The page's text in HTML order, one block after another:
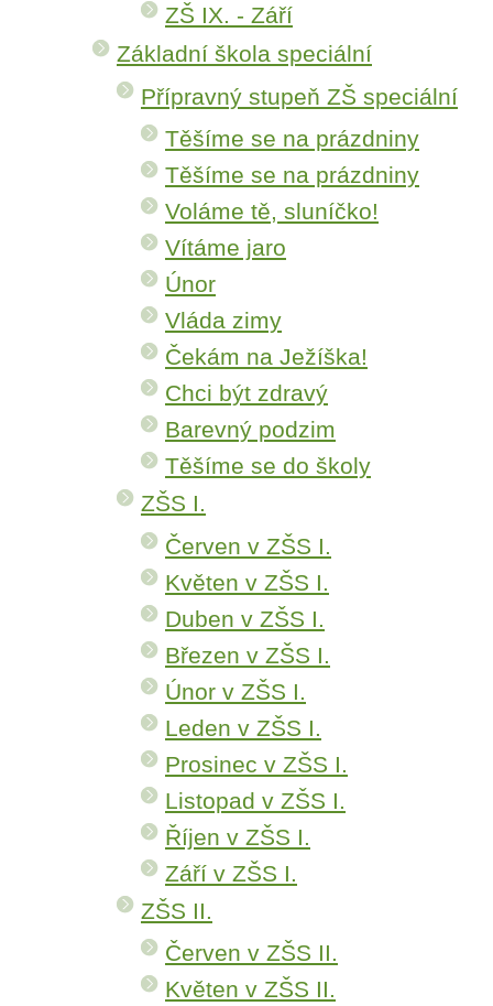
ZŠ IX. - Září
Základní škola speciální
Přípravný stupeň ZŠ speciální
Těšíme se na prázdniny
Těšíme se na prázdniny
Voláme tě, sluníčko!
Vítáme jaro
Únor
Vláda zimy
Čekám na Ježíška!
Chci být zdravý
Barevný podzim
Těšíme se do školy
ZŠS I.
Červen v ZŠS I.
Květen v ZŠS I.
Duben v ZŠS I.
Březen v ZŠS I.
Únor v ZŠS I.
Leden v ZŠS I.
Prosinec v ZŠS I.
Listopad v ZŠS I.
Říjen v ZŠS I.
Září v ZŠS I.
ZŠS II.
Červen v ZŠS II.
Květen v ZŠS II.